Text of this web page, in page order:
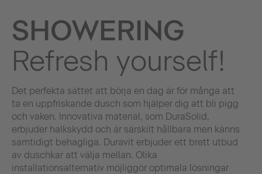
SHOWERING
Refresh yourself!
Det perfekta sättet att börja en dag är för många att
ta en uppfriskande dusch som hjälper dig att bli pigg
och vaken. Innovativa material, som DuraSolid,
erbjuder halkskydd och är särskilt hållbara men känns
samtidigt behagliga. Duravit erbjuder ett brett utbud
av duschkar att välja mellan. Olika
installationsalternativ möjliggör optimala lösningar